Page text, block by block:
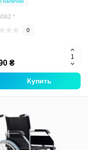
*
0
₴
Купить